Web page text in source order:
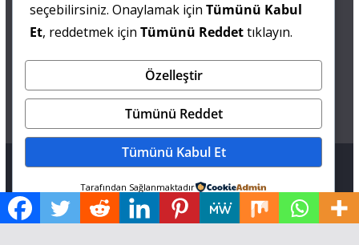
Mesut IŞIKAY
admin@sultanmagazin.com
Tüm hakları saklıdır © 2026Sultan Magazin
Tema: ThemeGrill tarafındanColorMag. Altyapı WordPress .
seçebilirsiniz. Onaylamak için Tümünü Kabul
Et, reddetmek için Tümünü Reddettıklayın.
Özelleştir
Tümünü Reddet
Tümünü Kabul Et
Tarafından Sağlanmaktadır